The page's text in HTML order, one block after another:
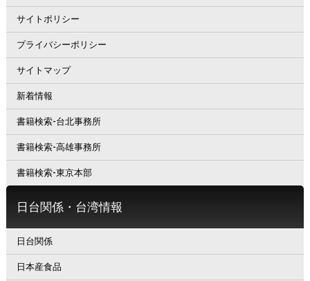
サイトポリシー
プライバシーポリシー
サイトマップ
新着情報
書籍検索-台北事務所
書籍検索-高雄事務所
書籍検索-東京本部
日台関係・台湾情報
日台関係
日本産食品